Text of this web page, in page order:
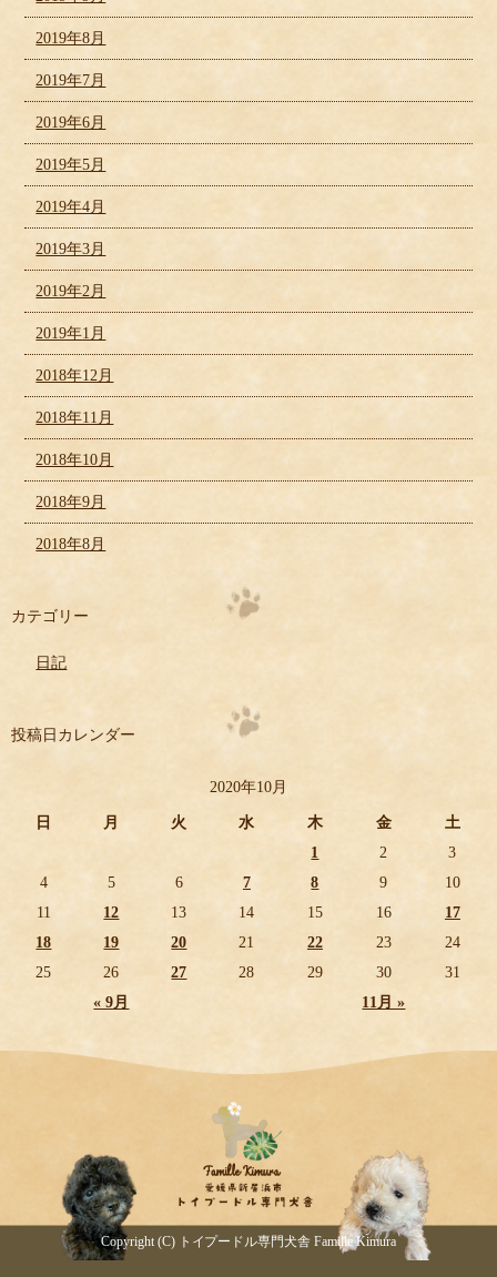
2019年8月
2019年7月
2019年6月
2019年5月
2019年4月
2019年3月
2019年2月
2019年1月
2018年12月
2018年11月
2018年10月
2018年9月
2018年8月
カテゴリー
日記
投稿日カレンダー
2020年10月
日 月 火 水 木 金 土
« 9月 11月 »
1 2
3
4
5 6 7 8 9
10
11
12 13 14 15 16
17
18
19 20 21 22 23
24
25
26 27 28 29 30 31
Copyright (C) トイプードル専門犬舎 Famille Kimura